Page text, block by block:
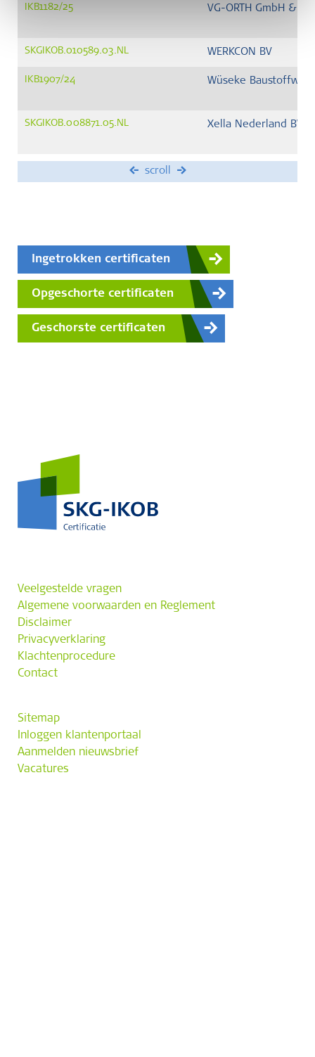
IKB1182/25 VG-ORTH GmbH &
SKGIKOB.010589.03.NL WERKCON BV
IKB1907/24 Wüseke
SKGIKOB.008871.05.NL Xella Nederland BV
scroll
Ingetrokken certificaten
Opgeschorte certificaten
Geschorste certificaten
Veelgestelde vragen
Algemene voorwaarden en Reglement
Disclaimer
Privacyverklaring
Klachtenprocedure
Contact
Sitemap
Inloggen klantenportaal
Aanmelden nieuwsbrief
Vacatures